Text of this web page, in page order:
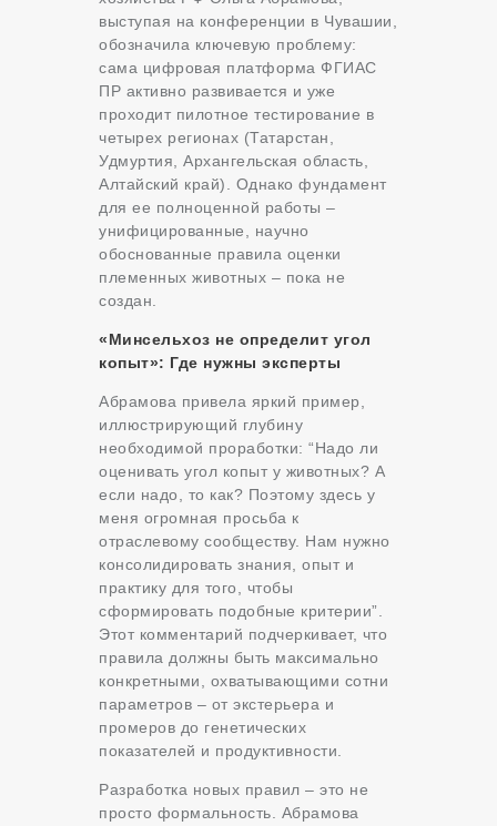
выступая на конференции в Чувашии,
обозначила ключевую проблему:
сама цифровая платформа ФГИАС
ПР активно развивается и уже
проходит пилотное тестирование в
четырех регионах (Татарстан,
Удмуртия, Архангельская область,
Алтайский край). Однако фундамент
для ее полноценной работы –
унифицированные, научно
обоснованные правила оценки
племенных животных – пока не
создан.
«Минсельхоз не определит угол
копыт»: Где нужны эксперты
Абрамова привела яркий пример,
иллюстрирующий глубину
необходимой проработки: “Надо ли
оценивать угол копыт у животных? А
если надо, то как? Поэтому здесь у
меня огромная просьба к
отраслевому сообществу. Нам нужно
консолидировать знания, опыт и
практику для того, чтобы
сформировать подобные критерии”.
Этот комментарий подчеркивает, что
правила должны быть максимально
конкретными, охватывающими сотни
параметров – от экстерьера и
промеров до генетических
показателей и продуктивности.
Разработка новых правил – это не
просто формальность. Абрамова